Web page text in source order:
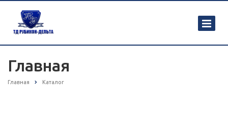
Главная
Главная Каталог